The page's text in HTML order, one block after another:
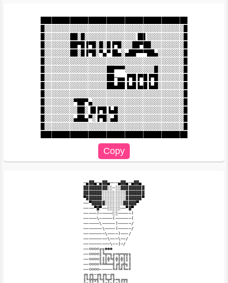
█░░░░░░░░░░░░░░░░░░░░░░░░░░░░░░░░░░░░░░█
█░░░░░░░██░█░░░░░░░░░░░░░░▐█▌░░░░░░░░░░█
█░░░░░░░██▀█▐▀█░█░█▐▀█░░░██▀██░░░░░░░░░█
█░░░░░░░██░█▐▀█░▀▄▀▐█▄░▄██▀▀▀██▄░░░░░░░█
█░░░░░░░░░░░░░░░░░░░░░░░░░░░░░░░░░░░░░░█
█░░░░░░░░░░░░░░░░░██▀▀▀░░░░░░░░█░░░░░░░█
█░░░░░░░░░░░░░░░░░██─▄▄▐▀█▐▀█▐▀█░░░░░░░█
█░░░░░░░░░░░░░░░░░██▄██▐▄█▐▄█▐▄█░░░░░░░█
█░░░░░░░░░░░░░░░░░░░░░░░░░░░░░░░░░░░░░░█
█░░░░░░░░▀██▀▄░░░░░░░░░░░░░░░░░░░░░░░░░█
█░░░░░░░░░██░▐█▐▀█▐▄█░░░░░░░░░░░░░░░░░░█
█░░░░░░░░▄██▄▀░▐▀█░▄█░░░░░░░░░░░░░░░░░░█
█░░░░░░░░░░░░░░░░░░░░░░░░░░░░░░░░░░░░░░█
─▄▓▓▄─▄▓▓▄───▄▓▓▄─▄▓▓▄
▓▓▓▓▓▓▓▓▓░░─░░▓▓▓▓▓▓▓▓▓
▓▓▓▓▓▓▓░░░░░░░░░▓▓▓▓▓▓▓
▀▓▓▓▓▓▓░░░░░░░░░▓▓▓▓▓▓▀
──▀▓▓▓▓▓░░░░░░░▓▓▓▓▓▀
────▀▓▀──░░░░░──▀▓▀
─────)─────░░─────)
─────\─────(──────(
──────\─────)─────/
───────\────(─────/
────────\────)───/
─────────\───\──/
──────────\──|─/
──☺☺☺☺╔╗☻☻☻
──☺☺☺☺║╚╦═╗╔═╦═╦╦╗
──☺☺☺☺║║║╬╚╣╬║╬║║║
──☺☺☺☺╚╩╩══╣╔╣╔╬╗║
──☺☺☺☺─────╚╝╚╝╚═╝
╔╗╔╗─╔╗╔╗─╔╗
║╚╬╬╦╣╚╣╚╦╝╠═╗╔╦╗